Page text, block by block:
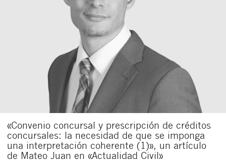
«Convenio concursal y prescripción de créditos
concursales: la necesidad de que se imponga
una interpretación coherente (1)», un artículo
de Mateo Juan en «Actualidad Civil»